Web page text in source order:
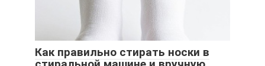
Как правильно стирать носки в